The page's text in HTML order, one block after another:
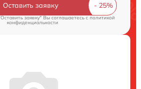
Оставить заявку
заявку" Вы соглашаетесь cполитикой
конфиденциальности